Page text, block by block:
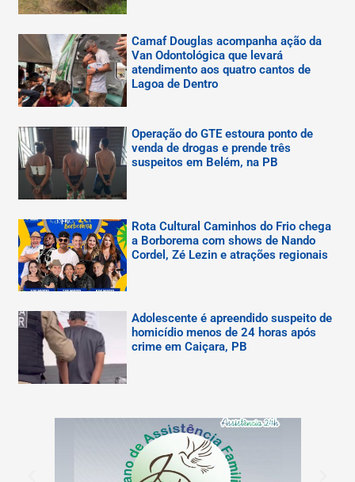
Camaf Douglas acompanha ação da
Van Odontológica que levará
atendimento aos quatro cantos de
Lagoa de Dentro
Operação do GTE estoura ponto de
venda de drogas e prende três
suspeitos em Belém, na PB
Rota Cultural Caminhos do Frio chega
a Borborema com shows de Nando
Cordel, Zé Lezin e atrações regionais
Adolescente é apreendido suspeito de
homicídio menos de 24 horas após
crime em Caiçara, PB